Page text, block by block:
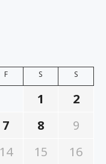
F S S
1
2
7 8
9
14 15
16